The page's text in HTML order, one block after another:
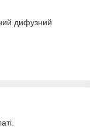
дифузний